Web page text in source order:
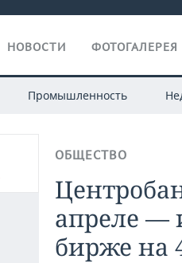
НОВОСТИ ФОТОГАЛЕРЕЯ
Промышленность
ОБЩЕСТВО
апреле —
бирже на